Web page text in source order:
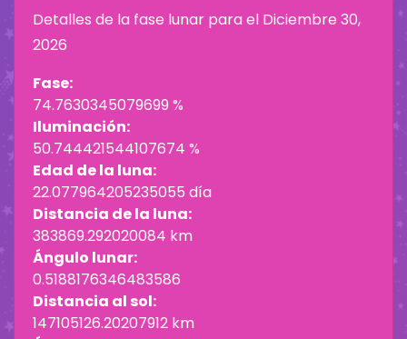
Detalles de la fase lunar para el Diciembre 30,
2026
Fase:
74.7630345079699 %
Iluminación:
50.744421544107674 %
Edad de la luna:
22.077964205235055 día
Distancia de la luna:
383869.292020084 km
Ángulo lunar:
0.5188176346483586
Distancia al sol:
147105126.20207912 km